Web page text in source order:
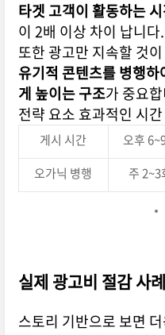
타겟 고객이 활동하는
이 2배 이상 차이 납니다.
또한 광고만 지속할 것
유기적 콘텐츠를 병행
게 높이는 구조가 중요
전략 요소 효과적인 시
게시 시간 오후
오가닉 병행
주 2~3
실제 광고비 절감 사
스토리 기반으로 보면